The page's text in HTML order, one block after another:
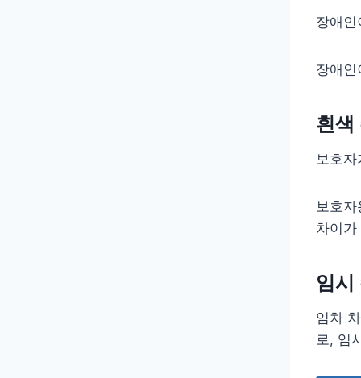
장애
장애
흰색
보호
보호
차이
임시
임차
로, 임